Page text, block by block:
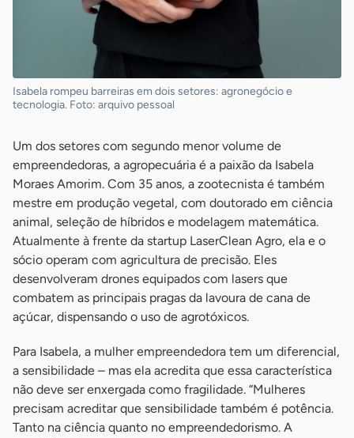
Isabela rompeu barreiras em dois setores: agronegócio e
tecnologia. Foto: arquivo pessoal
Um dos setores com segundo menor volume de
empreendedoras, a agropecuária é a paixão da Isabela
Moraes Amorim. Com 35 anos, a zootecnista é também
mestre em produção vegetal, com doutorado em ciência
animal, seleção de híbridos e modelagem matemática.
Atualmente à frente da startup LaserClean Agro, ela e o
sócio operam com agricultura de precisão. Eles
desenvolveram drones equipados com lasers que
combatem as principais pragas da lavoura de cana de
açúcar, dispensando o uso de agrotóxicos.
Para Isabela, a mulher empreendedora tem um diferencial,
a sensibilidade – mas ela acredita que essa característica
não deve ser enxergada como fragilidade. “Mulheres
precisam acreditar que sensibilidade também é potência.
Tanto na ciência quanto no empreendedorismo. A